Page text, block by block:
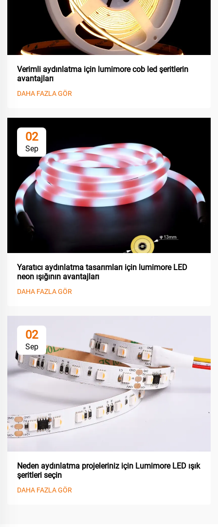
Verimli aydınlatma için lumimore cob led şeritlerin
avantajları
DAHA FAZLA GÖR
02
Sep
Yaratıcı aydınlatma tasarımları için lumimore LED
neon ışığının avantajları
DAHA FAZLA GÖR
02
Sep
Neden aydınlatma projeleriniz için Lumimore LED ışık
şeritleri seçin
DAHA FAZLA GÖR